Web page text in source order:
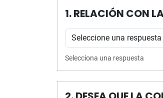
1. RELACIÓN CON
Selecciona una respuesta